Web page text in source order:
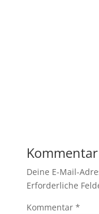
Deine E-Mail-
Erforderliche
Kommentar *